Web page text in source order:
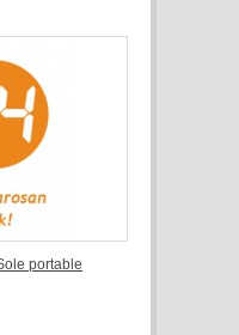
portable